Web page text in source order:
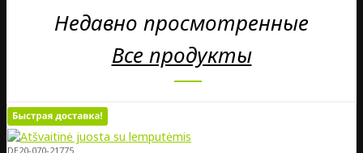
Недавно просмотренные
Все продукты
DE20-070-21775